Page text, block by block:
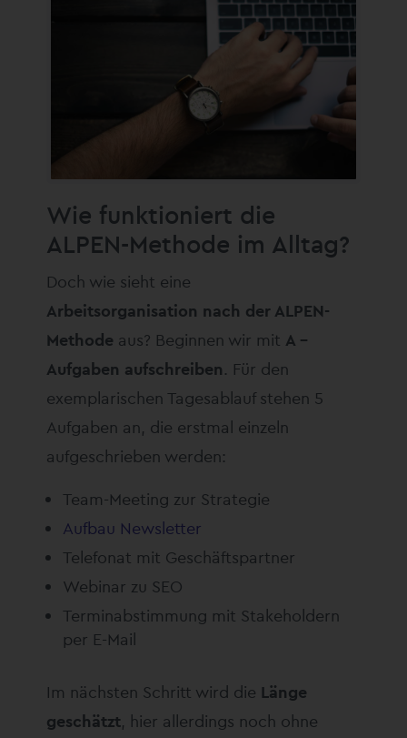
Wie funktioniert die
ALPEN-Methode im Alltag?
Doch wie sieht eine
Arbeitsorganisation nach der ALPEN-
Methode aus? Beginnen wir mit A –
Aufgaben aufschreiben. Für den
exemplarischen Tagesablauf stehen 5
Aufgaben an, die erstmal einzeln
aufgeschrieben werden:
Team-Meeting zur Strategie
Aufbau Newsletter
Telefonat mit Geschäftspartner
Webinar zu SEO
Terminabstimmung mit Stakeholdern
per E-Mail
Im nächsten Schritt wird die Länge
geschätzt, hier allerdings noch ohne